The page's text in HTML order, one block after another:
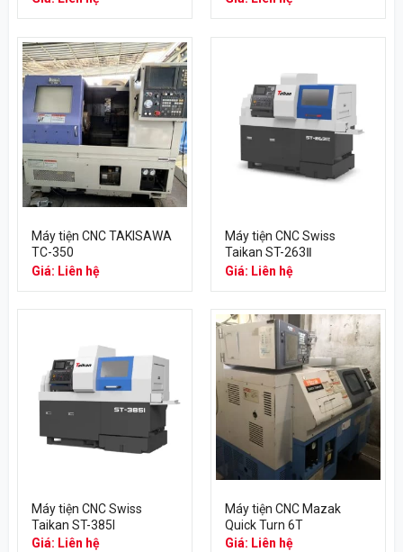
Máy tiện CNC TAKISAWA
TC-350
Giá: Liên hệ
Máy tiện CNC Swiss
Taikan ST-263Ⅱ
Giá: Liên hệ
Máy tiện CNC Swiss
Taikan ST-385I
Giá: Liên hệ
Máy tiện CNC Mazak
Quick Turn 6T
Giá: Liên hệ